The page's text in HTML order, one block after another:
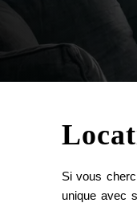
Si vous
unique avec